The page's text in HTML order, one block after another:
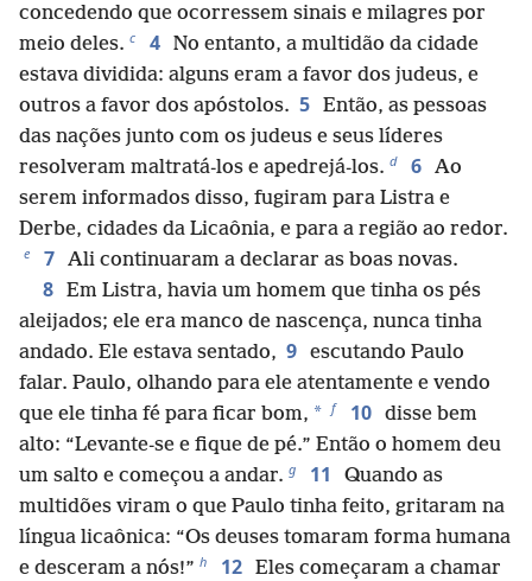
concedendo que ocorressem sinais e milagres por
meio deles. c 4 No entanto, a multidão da cidade
estava dividida: alguns eram a favor dos judeus, e
outros a favor dos apóstolos. 5 Então, as pessoas
das nações junto com os judeus e seus líderes
resolveram maltratá-los e apedrejá-los. d 6 Ao
serem informados disso, fugiram para Listra e
Derbe, cidades da Licaônia, e para a região ao redor.
e 7 Ali continuaram a declarar as boas novas.
8 Em Listra, havia um homem que tinha os pés
aleijados; ele era manco de nascença, nunca tinha
andado. Ele estava sentado, 9 escutando Paulo
falar. Paulo, olhando para ele atentamente e vendo
que ele tinha fé para ficar bom, * f 10 disse bem
alto: “Levante-se e fique de pé.” Então o homem deu
um salto e começou a andar. g 11
Quando as
multidões viram o que Paulo tinha feito, gritaram na
língua licaônica: “Os deuses tomaram forma humana
e desceram a nós!” h 12 Eles começaram a chamar